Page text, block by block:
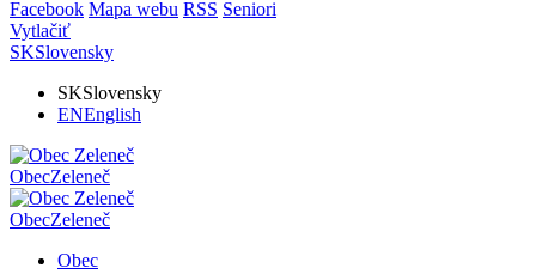
Facebook Mapa webu RSS Seniori
Vytlačiť
SKSlovensky
SKSlovensky
ENEnglish
ObecZeleneč
ObecZeleneč
Obec